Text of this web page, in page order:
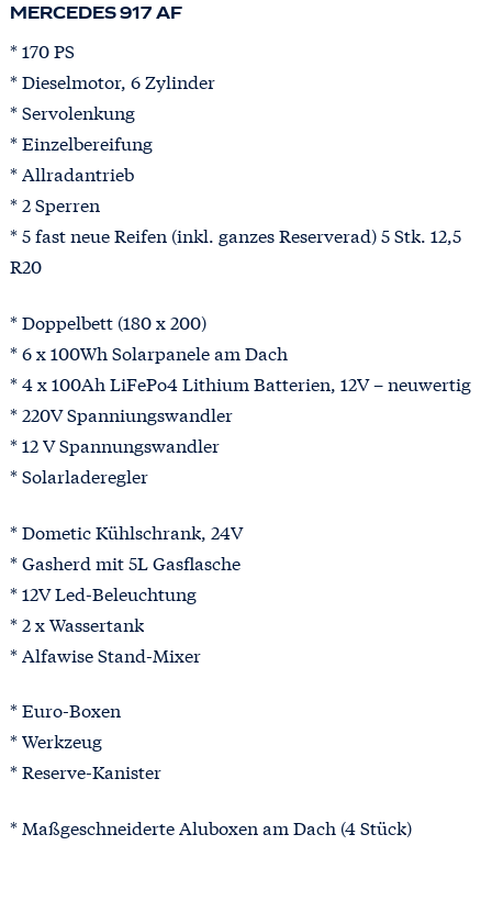
MERCEDES 917 AF
* 170 PS
* Dieselmotor, 6 Zylinder
* Servolenkung
* Einzelbereifung
* Allradantrieb
* 2 Sperren
* 5 fast neue Reifen (inkl. ganzes Reserverad) 5 Stk. 12,5
R20
* Doppelbett (180 x 200)
* 6 x 100Wh Solarpanele am Dach
* 4 x 100Ah LiFePo4 Lithium Batterien, 12V – neuwertig
* 220V Spanniungswandler
* 12 V Spannungswandler
* Solarladeregler
* Dometic Kühlschrank, 24V
* Gasherd mit 5L Gasflasche
* 12V Led-Beleuchtung
* 2 x Wassertank
* Alfawise Stand-Mixer
* Euro-Boxen
* Werkzeug
* Reserve-Kanister
* Maßgeschneiderte Aluboxen am Dach (4 Stück)